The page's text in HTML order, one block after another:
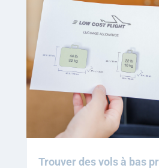
Trouver des vols à bas